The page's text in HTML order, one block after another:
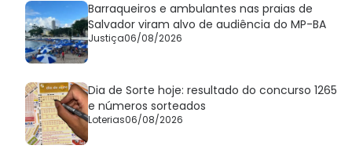
Barraqueiros e ambulantes nas praias de
Salvador viram alvo de audiência do MP-BA
Justiça06/08/2026
Dia de Sorte hoje: resultado do concurso 1265
e números sorteados
Loterias06/08/2026